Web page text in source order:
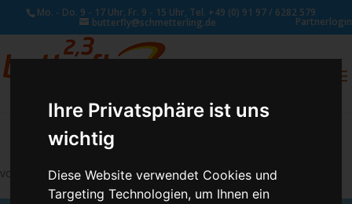
Ihre Privatsphäre ist uns
wichtig
Diese Website verwendet Cookies und
Targeting Technologien, um Ihnen ein
Mo. - Do. 9 - 17 Uhr, Fr. 9 - 15 Uhr, Tel. +49 (0) 91 97 / 6282 579
butterfly@schmetterling.de Partnerlogin
von Schmetterling Administrator|Aug. 29, 2017